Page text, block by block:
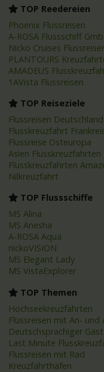
TOP Reedereien
Phoenix Flussreisen
A-ROSA Flussschiff
Nicko Cruises
PLANTOURS
AMADEUS
1AVista Flussreisen
TOP Reiseziele
Flussreisen Deutschland
Flusskreuzfahrt
Flussreise Osteuropa
Asien Flusskreuzfahrten
Flusskreuzfahrten
Nilkreuzfahrt
TOP Flussschiffe
MS Alina
MS Anesha
A-ROSA Aqua
nickoVISION
MS Elegant Lady
MS VistaExplorer
TOP Themen
Hochseekreuzfahrten
Flussreisen mit An- und
Deutschsprachiger
Last Minute
Flussreisen mit Rad
Kreuzfahrthäfen